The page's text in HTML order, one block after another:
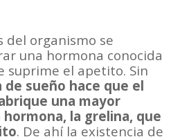
del organismo se
una hormona conocida
suprime el apetito. Sin
de sueño hace que el
una mayor
la grelina, que
. De ahí la existencia de